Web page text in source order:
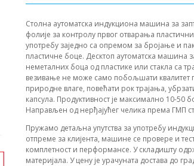
Столна аутоматска индукциона машина за
фолије за контролу првог отварања
употребу заједно са опремом за бројање и
пластичне боце. Десктоп аутоматска машина
неметалних боца од пластике или стакла са
везивање не може само побољшати квалитет
природне влаге, повећати рок трајања,
капсула. Продуктивност је максимално 10-50
Направљен од нерђајућег челика према ГМП
Пружамо детаљна упутства за употребу
отпреме за клијента, машине се провере и
комплетност и перформансе. У складишту
материјала. У цену је урачуната достава до